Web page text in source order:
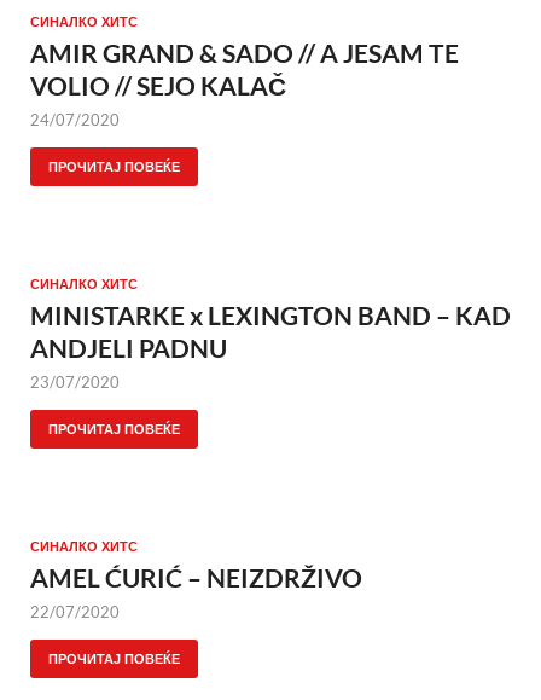
СИНАЛКО ХИТС
AMIR GRAND & SADO // A JESAM TE
VOLIO // SEJO KALAČ
24/07/2020
ПРОЧИТАЈ ПОВЕЌЕ
СИНАЛКО ХИТС
MINISTARKE x LEXINGTON BAND – KAD
ANDJELI PADNU
23/07/2020
ПРОЧИТАЈ ПОВЕЌЕ
СИНАЛКО ХИТС
AMEL ĆURIĆ – NEIZDRŽIVO
22/07/2020
ПРОЧИТАЈ ПОВЕЌЕ